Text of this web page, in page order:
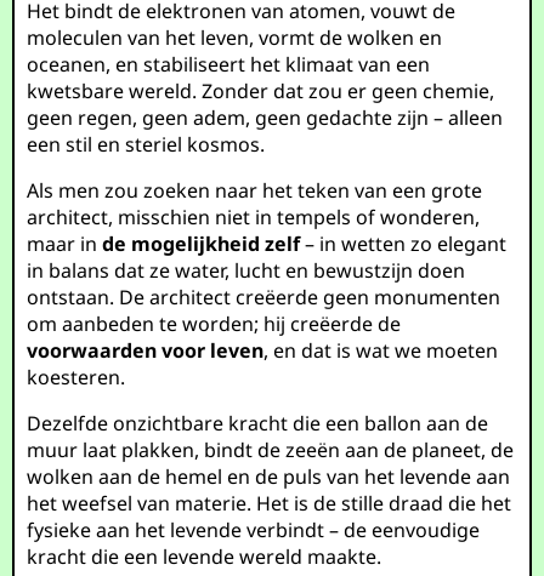
Het bindt de elektronen van atomen, vouwt de
moleculen van het leven, vormt de wolken en
oceanen, en stabiliseert het klimaat van een
kwetsbare wereld. Zonder dat zou er geen chemie,
geen regen, geen adem, geen gedachte zijn – alleen
een stil en steriel kosmos.
Als men zou zoeken naar het teken van een grote
architect, misschien niet in tempels of wonderen,
maar inde mogelijkheid zelf– in wetten zo elegant
in balans dat ze water, lucht en bewustzijn doen
ontstaan. De architect creëerde geen monumenten
om aanbeden te worden; hij creëerde de
voorwaarden voor leven, en dat is wat we moeten
koesteren.
Dezelfde onzichtbare kracht die een ballon aan de
muur laat plakken, bindt de zeeën aan de planeet, de
wolken aan de hemel en de puls van het levende aan
het weefsel van materie. Het is de stille draad die het
fysieke aan het levende verbindt – de eenvoudige
kracht die een levende wereld maakte.